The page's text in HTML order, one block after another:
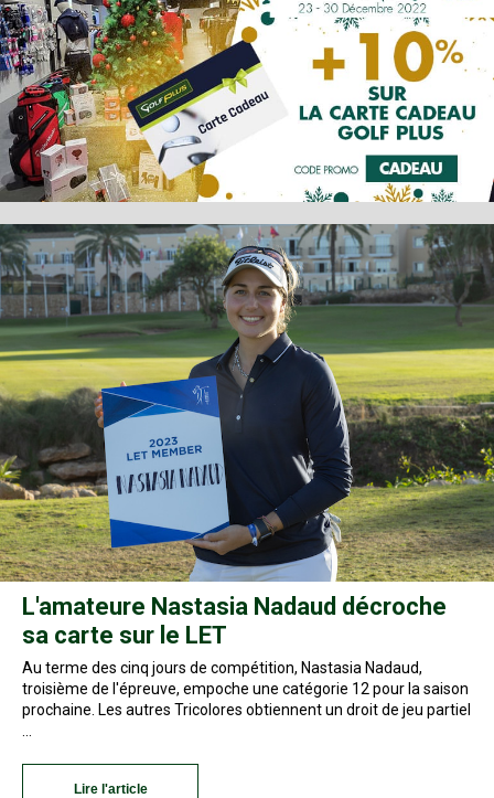
L'amateure Nastasia Nadaud décroche
sa carte sur le LET
Au terme des cinq jours de compétition, Nastasia Nadaud,
troisième de l'épreuve, empoche une catégorie 12 pour la saison
prochaine. Les autres Tricolores obtiennent un droit de jeu partiel
Lire l'article